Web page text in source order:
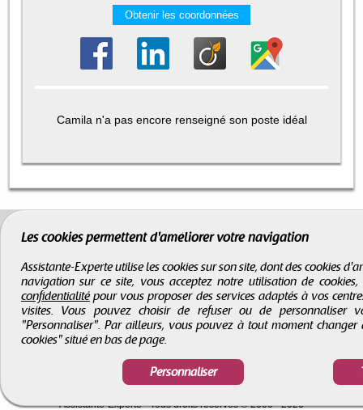
Obtenir les coordonnées
Camila n'a pas encore renseigné son poste idéal
-Infos légales-Droits d'auteur
Assistante-Experte- Tous droits réservés © 2000 - 2026
Les cookies permettent d'améliorer votre navigation
Assistante-Experte utilise les cookies sur son site, dont des cookies
navigation sur ce site, vous acceptez notre utilisation de
confidentialitépour vous proposer des services adaptés à vos
visites. Vous pouvez choisir de refuser ou de
"Personnaliser". Par ailleurs, vous pouvez à tout moment
cookies" situé en bas de page.
Personnaliser